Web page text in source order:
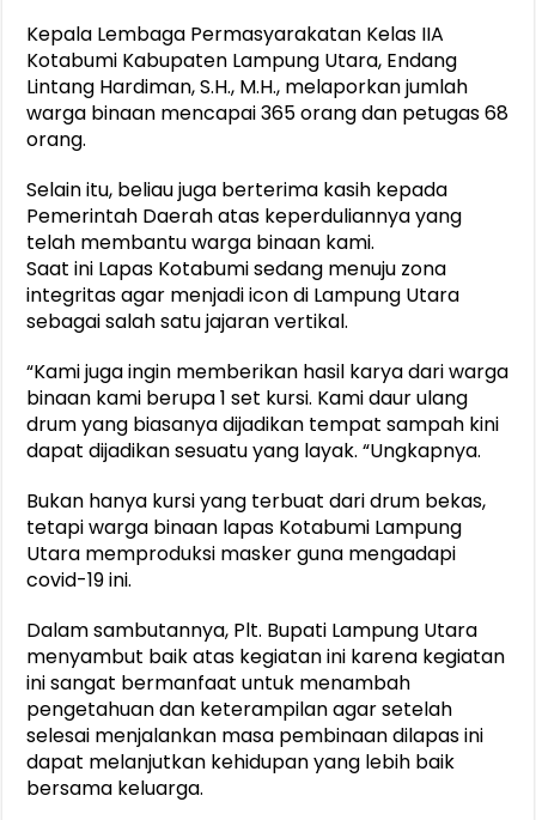
Kepala Lembaga Permasyarakatan Kelas IIA
Kotabumi Kabupaten Lampung Utara, Endang
Lintang Hardiman, S.H., M.H., melaporkan jumlah
warga binaan mencapai 365 orang dan petugas 68
orang.
Selain itu, beliau juga berterima kasih kepada
Pemerintah Daerah atas keperduliannya yang
telah membantu warga binaan kami.
Saat ini Lapas Kotabumi sedang menuju zona
integritas agar menjadi icon di Lampung Utara
sebagai salah satu jajaran vertikal.
“Kami juga ingin memberikan hasil karya dari warga
binaan kami berupa 1 set kursi. Kami daur ulang
drum yang biasanya dijadikan tempat sampah kini
dapat dijadikan sesuatu yang layak. “Ungkapnya.
Bukan hanya kursi yang terbuat dari drum bekas,
tetapi warga binaan lapas Kotabumi Lampung
Utara memproduksi masker guna mengadapi
covid-19 ini.
Dalam sambutannya, Plt. Bupati Lampung Utara
menyambut baik atas kegiatan ini karena kegiatan
ini sangat bermanfaat untuk menambah
pengetahuan dan keterampilan agar setelah
selesai menjalankan masa pembinaan dilapas ini
dapat melanjutkan kehidupan yang lebih baik
bersama keluarga.